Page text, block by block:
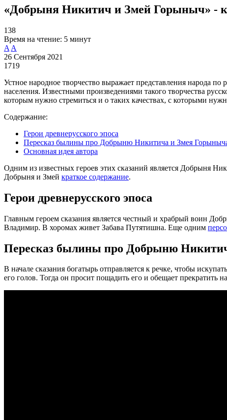
«Добрыня Никитич и Змей Горыныч» -
138
Время на чтение: 5 минут
A A
26 Сентября 2021
1719
Устное народное творчество выражает представления народа
населения. Известными произведениями такого творчества
которым нужно стремиться и о таких качествах, с которыми
Содержание:
Герои древнерусского эпоса
Пересказ былины про Добрыню Никитича и Змея
Основная идея автора
Одним из известных героев этих сказаний является Добрыня
Добрыня и Змей краткое содержание.
Герои древнерусского эпоса
Главным героем сказания является честный и храбрый воин
Владимир. В хоромах живет Забава Путятишна. Еще одним
Пересказ былины про Добрыню
В начале сказания богатырь отправляется к речке, чтобы
его голов. Тогда он просит пощадить его и обещает прекратить